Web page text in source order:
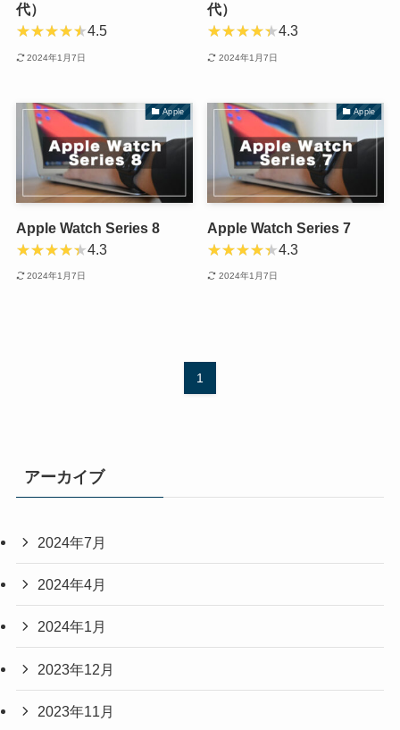
代）
4.5
2024年1月7日
代）
4.3
2024年1月7日
Apple
Apple Watch Series 8
4.3
2024年1月7日
Apple
Apple Watch Series 7
4.3
2024年1月7日
1
アーカイブ
2024年7月
2024年4月
2024年1月
2023年12月
2023年11月